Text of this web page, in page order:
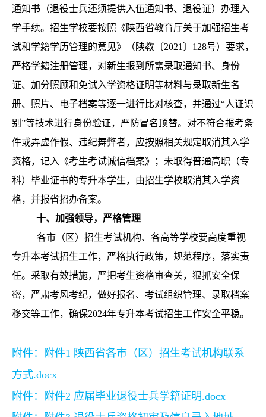
通知书（退役士兵还须提供入伍通知书、退役证）办理入
学手续。招生学校要按照《陕西省教育厅关于加强招生考
试和学籍学历管理的意见》（陕教〔2021〕128号）要求，
严格学籍注册管理，对新生报到所需录取通知书、身份
证、加分照顾和免试入学资格证明等材料与录取新生名
册、照片、电子档案等逐一进行比对核查，并通过“人证识
别”等技术进行身份验证，严防冒名顶替。对不符合报考条
件或弄虚作假、违纪舞弊者，应按照相关规定取消其入学
资格，记入《考生考试诚信档案》；未取得普通高职（专
科）毕业证书的专升本学生，由招生学校取消其入学资
格，并报省招办备案。
十、加强领导，严格管理
各市（区）招生考试机构、各高等学校要高度重视
专升本考试招生工作，严格执行政策，规范程序，落实责
任。采取有效措施，严把考生资格审查关，狠抓安全保
密，严肃考风考纪，做好报名、考试组织管理、录取档案
移交等工作，确保2024年专升本考试招生工作安全平稳。
附件：
附件1 陕西省各市（区）招生考试机构联系
方式.docx
附件：
附件2 应届毕业退役士兵学籍证明.docx